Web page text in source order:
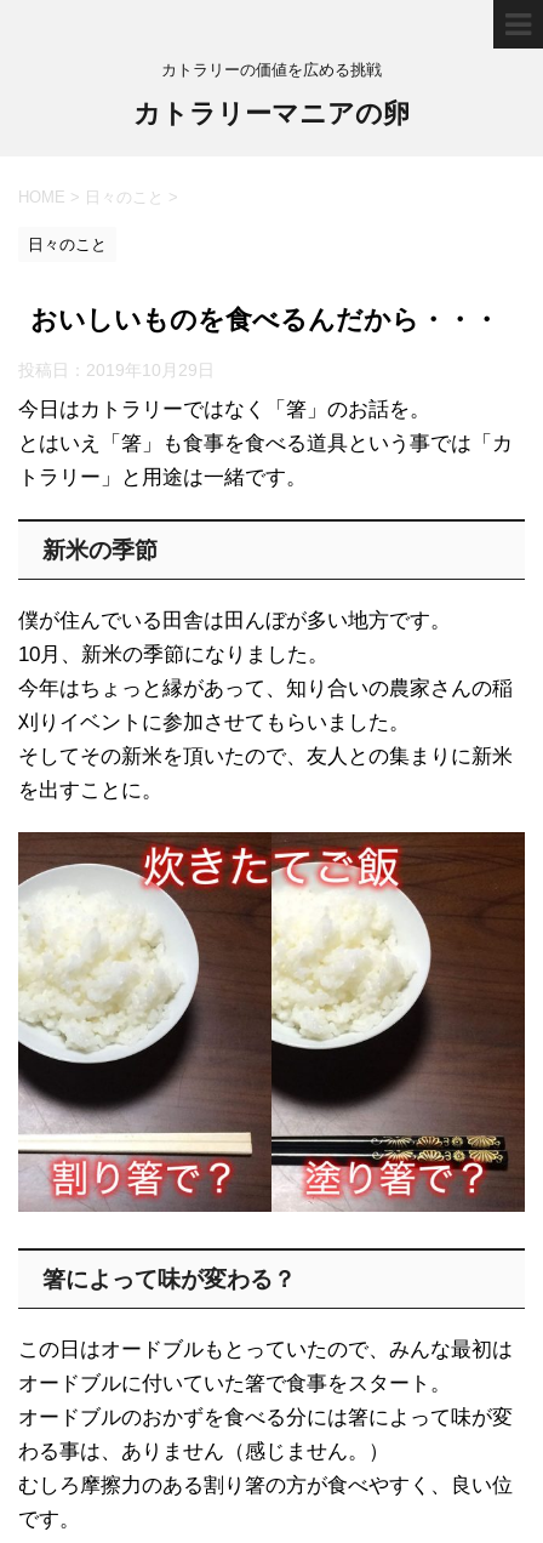
カトラリーの価値を広める挑戦
カトラリーマニアの卵
HOME > 日々のこと >
日々のこと
おいしいものを食べるんだから・・・
投稿日： 2019年10月29日
今日はカトラリーではなく「箸」のお話を。
とはいえ「箸」も食事を食べる道具という事では「カ
トラリー」と用途は一緒です。
新米の季節
僕が住んでいる田舎は田んぼが多い地方です。
10月、新米の季節になりました。
今年はちょっと縁があって、知り合いの農家さんの稲
刈りイベントに参加させてもらいました。
そしてその新米を頂いたので、友人との集まりに新米
を出すことに。
箸によって味が変わる？
この日はオードブルもとっていたので、みんな最初は
オードブルに付いていた箸で食事をスタート。
オードブルのおかずを食べる分には箸によって味が変
わる事は、ありません（感じません。）
むしろ摩擦力のある割り箸の方が食べやすく、良い位
です。